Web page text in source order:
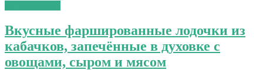
Вкусные фаршированные лодочки из
кабачков, запечённые в духовке с
овощами, сыром и мясом